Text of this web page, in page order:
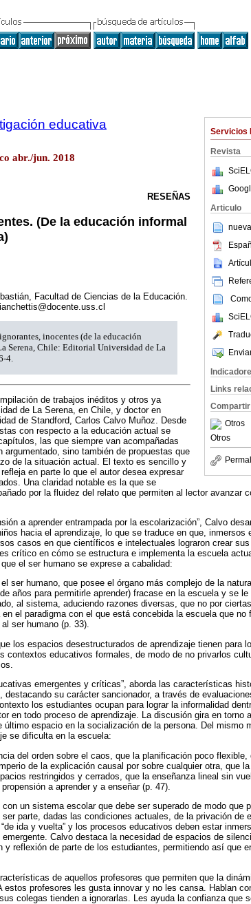
Servicios
Revista
Articulo
Links
Compartir
Otros
Otros
educativa
abr./jun. 2018
RESEÑAS
(De la educación informal
Facultad de Ciencias de la Educación.
inocentes (de la educación
Serena, Chile: Editorial Universidad de La
4.
de trabajos inéditos y otros ya
de La Serena, en Chile, y doctor en
de Standford, Carlos Calvo Muñoz. Desde
con respecto a la educación actual se
las que siempre van acompañadas
sino también de propuestas que
de la situación actual. El texto es sencillo y
en parte lo que el autor desea expresar
Una claridad notable es la que se
por la fluidez del relato que permiten al lector avanzar
a aprender entrampada por la escolarización”, Calvo
hacia el aprendizaje, lo que se traduce en que, inmersos
casos en que científicos e intelectuales lograron crear
crítico en cómo se estructura e implementa la escuela
el ser humano se exprese a cabalidad:
ser humano, que posee el órgano más complejo de la
años para permitirle aprender) fracase en la escuela y se
al sistema, aduciendo razones diversas, que no por
el paradigma con el que está concebida la escuela que no
ser humano (p. 33).
los espacios desestructurados de aprendizaje tienen para
contextos educativos formales, de modo de no privarlos
emergentes y críticas”, aborda las características
su carácter sancionador, a través de
los estudiantes ocupan para lograr la informalidad
en todo proceso de aprendizaje. La discusión gira en torno
último espacio en la socialización de la persona. Del mismo
se dificulta en la escuela:
del orden sobre el caos, que la planificación poco flexible,
de la explicación causal por sobre cualquier otra, que
restringidos y cerrados, que la enseñanza lineal sin
a aprender y a enseñar (p. 47).
un sistema escolar que debe ser superado de modo que
parte, dadas las condiciones actuales, de la privación de
ida y vuelta” y los procesos educativos deben estar
Calvo destaca la necesidad de espacios de
y reflexión de parte de los estudiantes, permitiendo así que
de aquellos profesores que permiten que la
profesores les gusta innovar y no les cansa. Hablan
colegas tienden a ignorarlas. Les ayuda la confianza que